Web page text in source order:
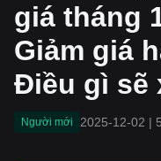
giá tháng
Giảm giá
Điều gì sẽ
Người mới 2025-12-02 |